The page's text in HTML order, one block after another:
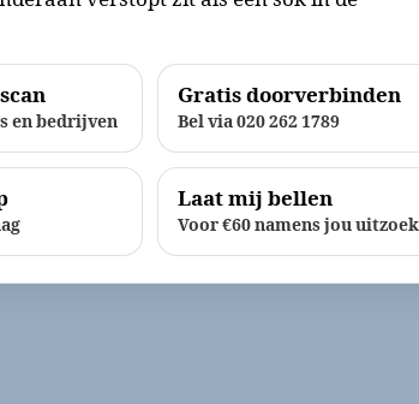
en bedrijven
Gratis doorverbinden
Bel via 020 262 1789
Laat mij bellen
Voor €60 namens jou